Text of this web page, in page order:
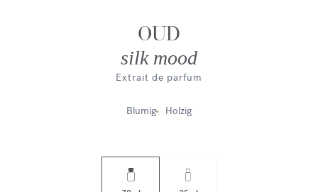
OUD
silk mood
Extrait de parfum
Blumig Holzig